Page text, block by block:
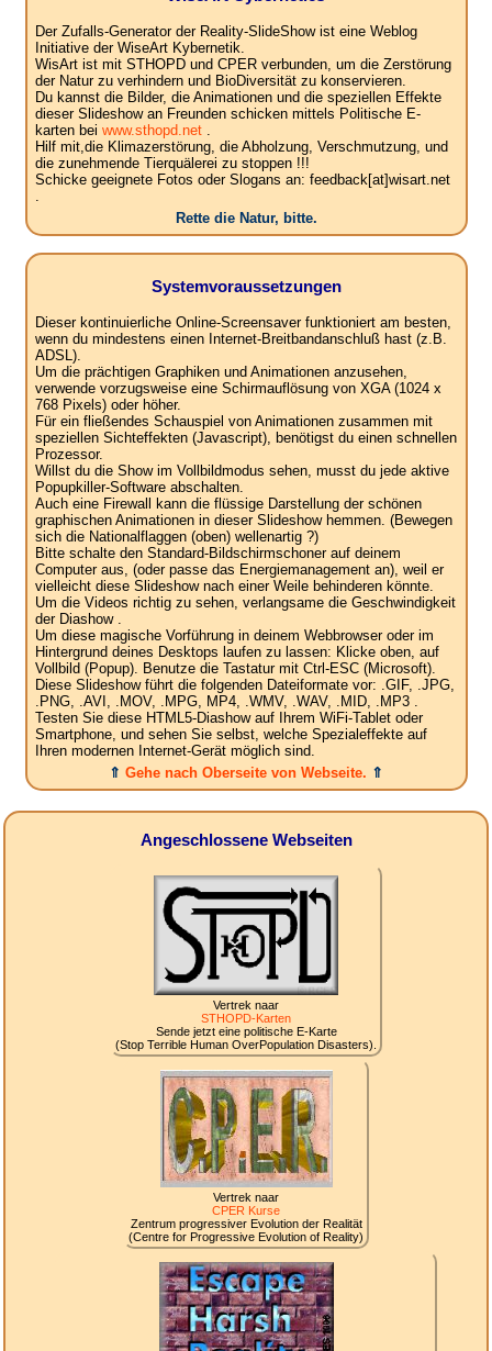
Der Zufalls-Generator der Reality-SlideShow ist eine Weblog
Initiative der WiseArt Kybernetik.
WisArt ist mit STHOPD und CPER verbunden, um die Zerstörung
der Natur zu verhindern und BioDiversität zu konservieren.
Du kannst die Bilder, die Animationen und die speziellen Effekte
dieser Slideshow an Freunden schicken mittels Politische E-
karten bei www.sthopd.net.
Hilf mit,die Klimazerstörung, die Abholzung, Verschmutzung, und
die zunehmende Tierquälerei zu stoppen !!!
Schicke geeignete Fotos oder Slogans an: feedback[at]wisart.net
.
Rette die Natur, bitte.
Systemvoraussetzungen
Dieser kontinuierliche Online-Screensaver funktioniert am besten,
wenn du mindestens einen Internet-Breitbandanschluß hast (z.B.
ADSL).
Um die prächtigen Graphiken und Animationen anzusehen,
verwende vorzugsweise eine Schirmauflösung von XGA (1024 x
768 Pixels) oder höher.
Für ein fließendes Schauspiel von Animationen zusammen mit
speziellen Sichteffekten (Javascript), benötigst du einen schnellen
Prozessor.
Willst du die Show im Vollbildmodus sehen, musst du jede aktive
Popupkiller-Software abschalten.
Auch eine Firewall kann die flüssige Darstellung der schönen
graphischen Animationen in dieser Slideshow hemmen. (Bewegen
sich die Nationalflaggen (oben) wellenartig ?)
Bitte schalte den Standard-Bildschirmschoner auf deinem
Computer aus, (oder passe das Energiemanagement an), weil er
vielleicht diese Slideshow nach einer Weile behinderen könnte.
Um die Videos richtig zu sehen, verlangsame die Geschwindigkeit
der Diashow .
Um diese magische Vorführung in deinem Webbrowser oder im
Hintergrund deines Desktops laufen zu lassen: Klicke oben, auf
Vollbild (Popup). Benutze die Tastatur mit Ctrl-ESC (Microsoft).
Diese Slideshow führt die folgenden Dateiformate vor: .GIF, .JPG,
.PNG, .AVI, .MOV, .MPG, MP4, .WMV, .WAV, .MID, .MP3 .
Testen Sie diese HTML5-Diashow auf Ihrem WiFi-Tablet oder
Smartphone, und sehen Sie selbst, welche Spezialeffekte auf
Ihren modernen Internet-Gerät möglich sind.
⇑ Gehe nach Oberseite von Webseite. ⇑
Angeschlossene Webseiten
Vertrek naar
STHOPD-Karten
Sende jetzt eine politische E-Karte
(Stop Terrible Human OverPopulation Disasters).
Vertrek naar
CPER Kurse
Zentrum progressiver Evolution der Realität
(Centre for Progressive Evolution of Reality)